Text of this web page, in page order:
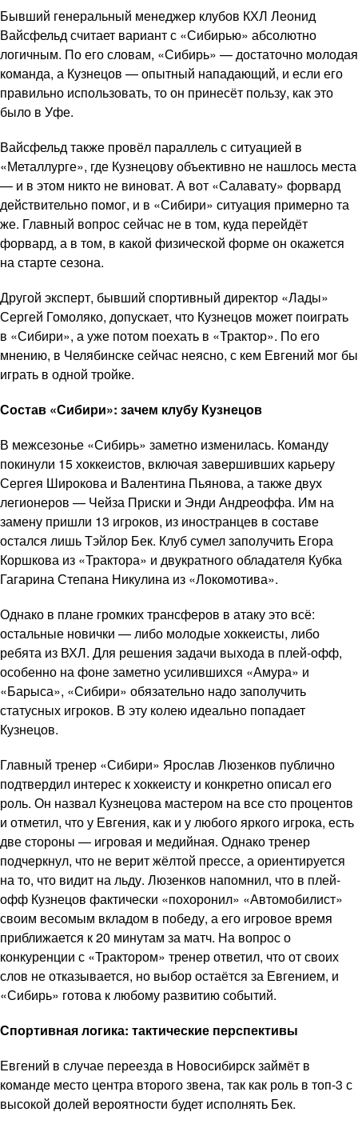
Бывший генеральный менеджер клубов КХЛ Леонид
Вайсфельд считает вариант с «Сибирью» абсолютно
логичным. По его словам, «Сибирь» — достаточно молодая
команда, а Кузнецов — опытный нападающий, и если его
правильно использовать, то он принесёт пользу, как это
было в Уфе.
Вайсфельд также провёл параллель с ситуацией в
«Металлурге», где Кузнецову объективно не нашлось места
— и в этом никто не виноват. А вот «Салавату» форвард
действительно помог, и в «Сибири» ситуация примерно та
же. Главный вопрос сейчас не в том, куда перейдёт
форвард, а в том, в какой физической форме он окажется
на старте сезона.
Другой эксперт, бывший спортивный директор «Лады»
Сергей Гомоляко, допускает, что Кузнецов может поиграть
в «Сибири», а уже потом поехать в «Трактор». По его
мнению, в Челябинске сейчас неясно, с кем Евгений мог бы
играть в одной тройке.
Состав «Сибири»: зачем клубу Кузнецов
В межсезонье «Сибирь» заметно изменилась. Команду
покинули 15 хоккеистов, включая завершивших карьеру
Сергея Широкова и Валентина Пьянова, а также двух
легионеров — Чейза Приски и Энди Андреоффа. Им на
замену пришли 13 игроков, из иностранцев в составе
остался лишь Тэйлор Бек. Клуб сумел заполучить Егора
Коршкова из «Трактора» и двукратного обладателя Кубка
Гагарина Степана Никулина из «Локомотива».
Однако в плане громких трансферов в атаку это всё:
остальные новички — либо молодые хоккеисты, либо
ребята из ВХЛ. Для решения задачи выхода в плей-офф,
особенно на фоне заметно усилившихся «Амура» и
«Барыса», «Сибири» обязательно надо заполучить
статусных игроков. В эту колею идеально попадает
Кузнецов.
Главный тренер «Сибири» Ярослав Люзенков публично
подтвердил интерес к хоккеисту и конкретно описал его
роль. Он назвал Кузнецова мастером на все сто процентов
и отметил, что у Евгения, как и у любого яркого игрока, есть
две стороны — игровая и медийная. Однако тренер
подчеркнул, что не верит жёлтой прессе, а ориентируется
на то, что видит на льду. Люзенков напомнил, что в плей-
офф Кузнецов фактически «похоронил» «Автомобилист»
своим весомым вкладом в победу, а его игровое время
приближается к 20 минутам за матч. На вопрос о
конкуренции с «Трактором» тренер ответил, что от своих
слов не отказывается, но выбор остаётся за Евгением, и
«Сибирь» готова к любому развитию событий.
Спортивная логика: тактические перспективы
Евгений в случае переезда в Новосибирск займёт в
команде место центра второго звена, так как роль в топ-3 с
высокой долей вероятности будет исполнять Бек.